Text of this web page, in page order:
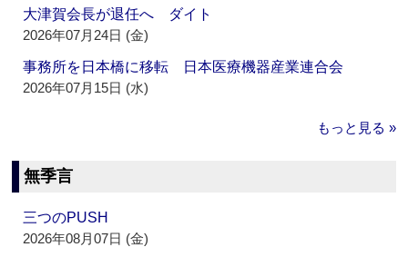
大津賀会長が退任へ ダイト
2026年07月24日 (金)
事務所を日本橋に移転 日本医療機器産業連合会
2026年07月15日 (水)
もっと見る »
無季言
三つのPUSH
2026年08月07日 (金)